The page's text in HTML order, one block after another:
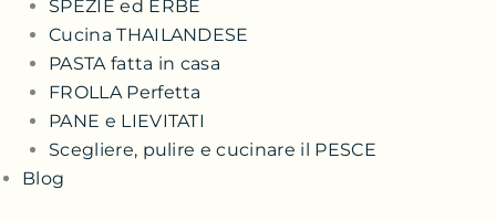
SPEZIE ed ERBE
Cucina THAILANDESE
PASTA fatta in casa
FROLLA Perfetta
PANE e LIEVITATI
Scegliere, pulire e cucinare il PESCE
Blog